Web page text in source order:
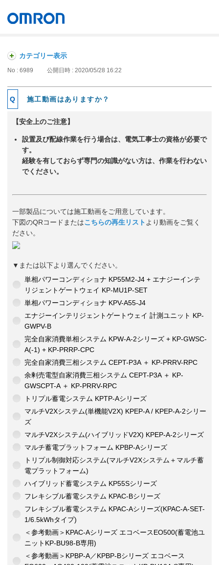
カテゴリー表示
No : 6989 公開日時 : 2020/05/28 16:22
施工動画はありますか？
【安全上のご注意】
設置及び配線作業を行う場合は、電気工事士の資格が必要で
す。
経験を有しておらず専門の知識がない方は、作業を行わない
でください。
一部製品については施工動画をご用意しています。
下図のQRコードまたはこちらの再生リスト より動画をご覧く
ださい。
▼または以下より選んでください。
単相パワーコンディショナ KP55M2-J4 + エナジーインテ
リジェントゲートウェイ KP-MU1P-SET
単相パワーコンディショナ KPV-A55-J4
エナジーインテリジェントゲートウェイ 計測ユニット KP-
GWPV-B
完全自家消費単相システム KPW-A-2シリーズ + KP-GWSC-
A(-1) + KP-PRRP-CPC
完全自家消費三相システム CEPT-P3A ＋ KP-PRRV-RPC
余剰売電型自家消費三相システム CEPT-P3A ＋ KP-
GWSCPT-A ＋ KP-PRRV-RPC
トリプル蓄電システム KPTP-Aシリーズ
マルチV2Xシステム(単機能V2X) KPEP-A / KPEP-A-2シリー
ズ
マルチV2Xシステム(ハイブリッドV2X) KPEP-A-2シリーズ
マルチ蓄電プラットフォーム KPBP-Aシリーズ
トリプル制御対応システム(マルチV2Xシステム＋マルチ蓄
電プラットフォーム)
ハイブリッド蓄電システム KP55Sシリーズ
フレキシブル蓄電システム KPAC-Bシリーズ
フレキシブル蓄電システム KPAC-Aシリーズ(KPAC-A-SET-
1/6.5kWhタイプ)
＜参考動画＞KPAC-Aシリーズ エコベースEO500(蓄電池ユ
ニットKP-BU98-B専用)
＜参考動画＞KPBP-A／KPBP-Bシリーズ エコベース